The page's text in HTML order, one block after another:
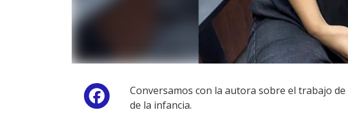
Facebook
Conversamos con la autora sobre el trabajo
de la infancia.